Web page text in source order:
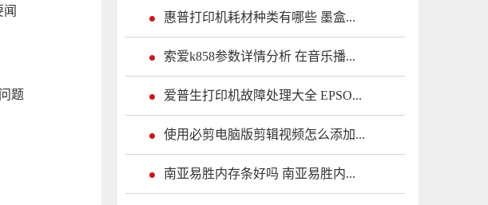
闻
题
惠普打印机耗材种类有哪些 墨盒...
索爱k858参数详情分析 在音乐播...
爱普生打印机故障处理大全 EPSO...
使用必剪电脑版剪辑视频怎么添加...
南亚易胜内存条好吗 南亚易胜内...